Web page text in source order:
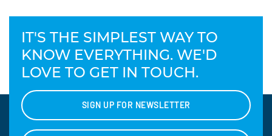
IT'S THE SIMPLEST WAY TO
KNOW EVERYTHING. WE'D
LOVE TO GET IN TOUCH.
SIGN UP FOR NEWSLETTER